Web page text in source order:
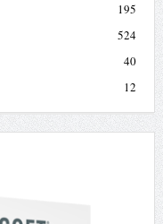
195
524
40
12